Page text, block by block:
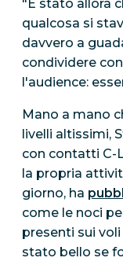
"È stato allora
qualcosa si
davvero a
condividere
l'audience:
Mano a mano
livelli altissimi,
con contatti C-
la propria
giorno, ha
come le noci
presenti sui
stato bello se